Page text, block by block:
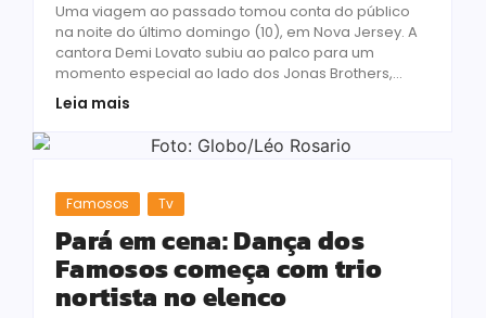
Uma viagem ao passado tomou conta do público
na noite do último domingo (10), em Nova Jersey. A
cantora Demi Lovato subiu ao palco para um
momento especial ao lado dos Jonas Brothers,...
Leia mais
Famosos Tv
Pará em cena: Dança dos
Famosos começa com trio
nortista no elenco